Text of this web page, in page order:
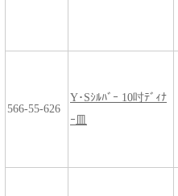
566-55-626
Y･Sｼﾙﾊﾞｰ 10吋ﾃﾞｨﾅ
ｰ皿